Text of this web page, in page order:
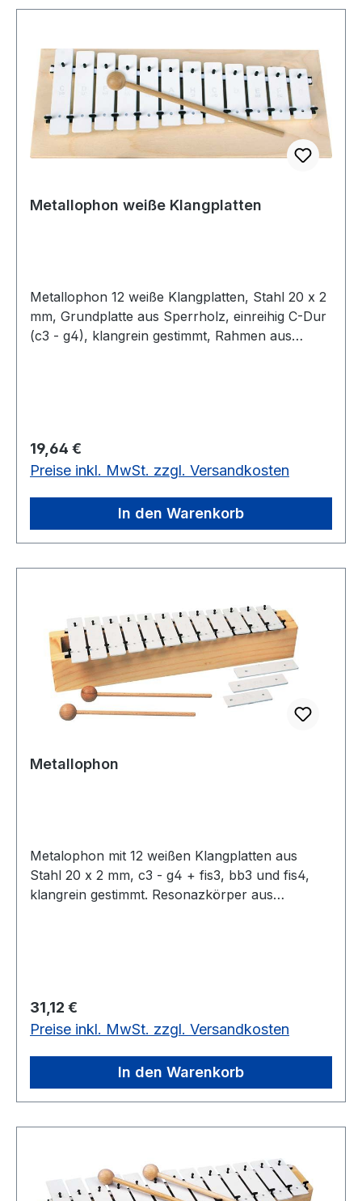
Metallophon weiße Klangplatten
Metallophon 12 weiße Klangplatten, Stahl 20 x 2
mm, Grundplatte aus Sperrholz, einreihig C-Dur
(c3 - g4), klangrein gestimmt, Rahmen aus
Regulärer Preis:
19,64 €
Preise inkl. MwSt. zzgl. Versandkosten
In den Warenkorb
Metallophon
Metalophon mit 12 weißen Klangplatten aus
Stahl 20 x 2 mm, c3 - g4 + fis3, bb3 und fis4,
klangrein gestimmt. Resonazkörper aus
Regulärer Preis:
31,12 €
Preise inkl. MwSt. zzgl. Versandkosten
In den Warenkorb